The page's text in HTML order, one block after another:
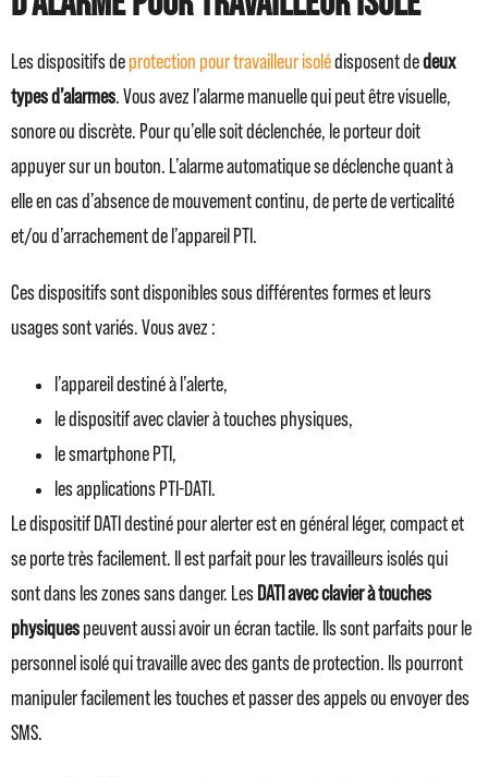
Les dispositifs de protection pour travailleur isolédisposent dedeux
types d’alarmes. Vous avez l’alarme manuelle qui peut être visuelle,
sonore ou discrète. Pour qu’elle soit déclenchée, le porteur doit
appuyer sur un bouton. L’alarme automatique se déclenche quant à
elle en cas d’absence de mouvement continu, de perte de verticalité
et/ou d’arrachement de l’appareil PTI.
Ces dispositifs sont disponibles sous différentes formes et leurs
usages sont variés. Vous avez :
l’appareil destiné à l’alerte,
le dispositif avec clavier à touches physiques,
le smartphone PTI,
les applications PTI-DATI.
Le dispositif DATI destiné pour alerter est en général léger, compact et
se porte très facilement. Il est parfait pour les travailleurs isolés qui
sont dans les zones sans danger. Les DATI avec clavier à touches
physiques peuvent aussi avoir un écran tactile. Ils sont parfaits pour le
personnel isolé qui travaille avec des gants de protection. Ils pourront
manipuler facilement les touches et passer des appels ou envoyer des
SMS.